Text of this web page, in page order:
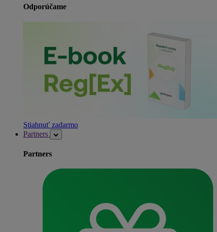
Odporúčame
Stiahnuť zadarmo
Partners
Partners